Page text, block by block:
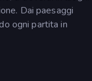
Dai paesaggi
ogni partita in